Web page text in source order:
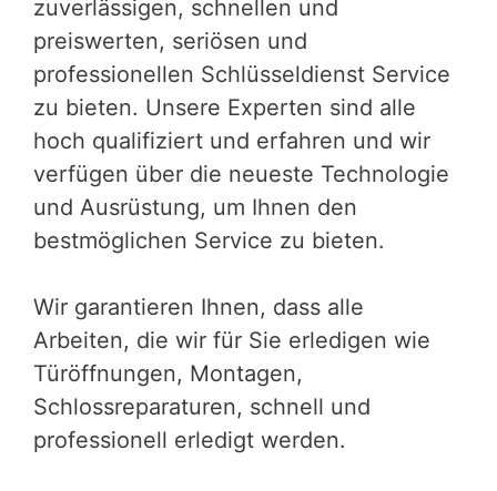
zuverlässigen, schnellen und
preiswerten, seriösen und
professionellen Schlüsseldienst Service
zu bieten. Unsere Experten sind alle
hoch qualifiziert und erfahren und wir
verfügen über die neueste Technologie
und Ausrüstung, um Ihnen den
bestmöglichen Service zu bieten.
Wir garantieren Ihnen, dass alle
Arbeiten, die wir für Sie erledigen wie
Türöffnungen, Montagen,
Schlossreparaturen, schnell und
professionell erledigt werden.